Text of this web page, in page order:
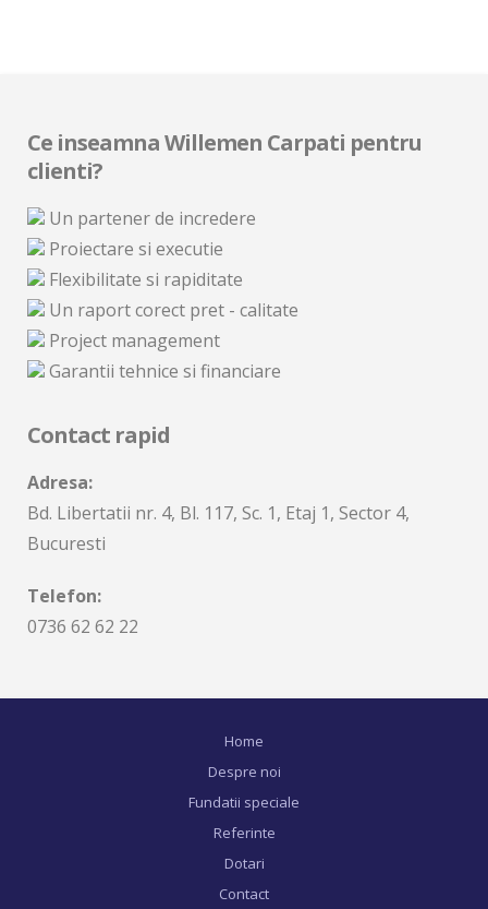
Ce inseamna Willemen Carpati pentru
clienti?
Un partener de incredere
Proiectare si executie
Flexibilitate si rapiditate
Un raport corect pret - calitate
Project management
Garantii tehnice si financiare
Contact rapid
Adresa:
Bd. Libertatii nr. 4, Bl. 117, Sc. 1, Etaj 1, Sector 4,
Bucuresti
Telefon:
0736 62 62 22
Home
Despre noi
Fundatii speciale
Referinte
Dotari
Contact